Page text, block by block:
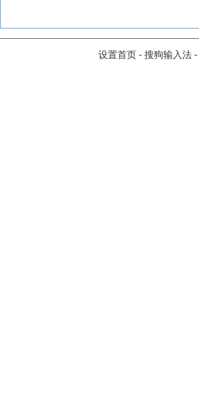
设置首页 - 搜狗输入法 -